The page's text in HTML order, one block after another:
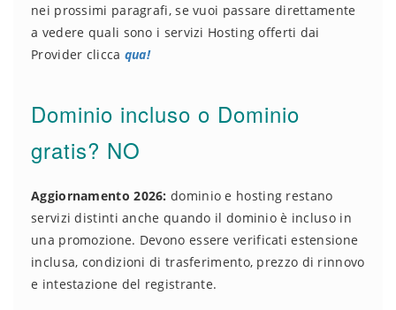
nei prossimi paragrafi, se vuoi passare direttamente
a vedere quali sono i servizi Hosting offerti dai
Provider clicca qua!
Dominio incluso o Dominio
gratis? NO
Aggiornamento 2026: dominio e hosting restano
servizi distinti anche quando il dominio è incluso in
una promozione. Devono essere verificati estensione
inclusa, condizioni di trasferimento, prezzo di rinnovo
e intestazione del registrante.